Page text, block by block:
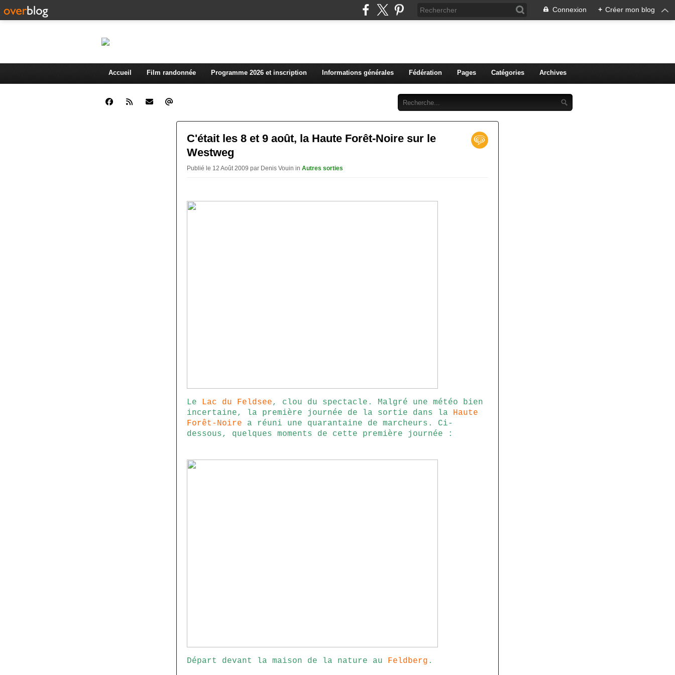
Connexion + Créer mon blog
Accueil Film randonnée Programme 2026 et inscription Informations générales Fédération Pages Catégories Archives
C'était les 8 et 9 août, la Haute Forêt-Noire sur le
Westweg
Publié le 12 Août 2009 par Denis Vouin in Autres sorties
Le Lac du Feldsee, clou du spectacle. Malgré une météo bien
incertaine, la première journée de la sortie dans la Haute
Forêt-Noire a réuni une quarantaine de marcheurs. Ci-
dessous, quelques moments de cette première journée :
Départ devant la maison de la nature au Feldberg .